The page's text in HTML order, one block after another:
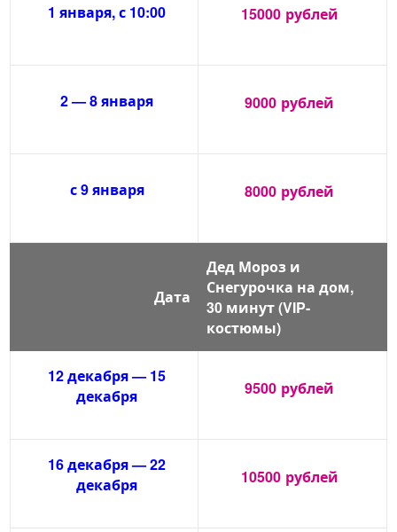
1 января, с 10:00 15000 рублей
2 — 8 января 9000 рублей
с 9 января 8000 рублей
Дата
Дед Мороз и
Снегурочка на дом,
30 минут (VIP-
костюмы)
12 декабря — 15
декабря
9500 рублей
16 декабря — 22
декабря
10500 рублей